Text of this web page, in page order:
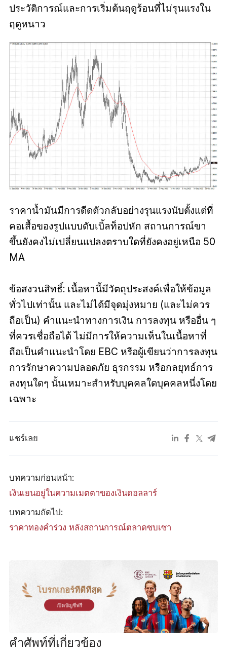
ประวัติการณ์และการเริ่มต้นฤดูร้อนที่ไม่รุนแรงใน
ฤดูหนาว
ราคาน้ำมันมีการดีดตัวกลับอย่างรุนแรงนับตั้งแต่ที่
คอเสื้อของรูปแบบดับเบิ้ลท็อปหัก สถานการณ์ขา
ขึ้นยังคงไม่เปลี่ยนแปลงตราบใดที่ยังคงอยู่เหนือ 50
MA
ข้อสงวนสิทธิ์: เนื้อหานี้มีวัตถุประสงค์เพื่อให้ข้อมูล
ทั่วไปเท่านั้น และไม่ได้มีจุดมุ่งหมาย (และไม่ควร
ถือเป็น) คำแนะนำทางการเงิน การลงทุน หรืออื่น ๆ
ที่ควรเชื่อถือได้ ไม่มีการให้ความเห็นในเนื้อหาที่
ถือเป็นคำแนะนำโดย EBC หรือผู้เขียนว่าการลงทุน
การรักษาความปลอดภัย ธุรกรรม หรือกลยุทธ์การ
ลงทุนใดๆ นั้นเหมาะสำหรับบุคคลใดบุคคลหนึ่งโดย
เฉพาะ
แชร์เลย
บทความก่อนหน้า:
เงินเยนอยู่ในความเมตตาของเงินดอลลาร์
บทความถัดไป:
ราคาทองคำร่วง หลังสถานการณ์ตลาดซบเซา
โบรกเกอร์ที่ดีที่สุด
เปิดบัญชีฟรี
คำศัพท์ที่เกี่ยวข้อง